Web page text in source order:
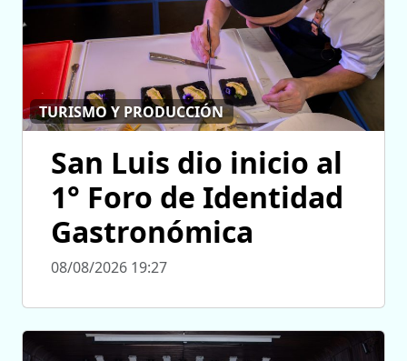
TURISMO Y PRODUCCIÓN
San Luis dio inicio al
1° Foro de Identidad
Gastronómica
08/08/2026 19:27